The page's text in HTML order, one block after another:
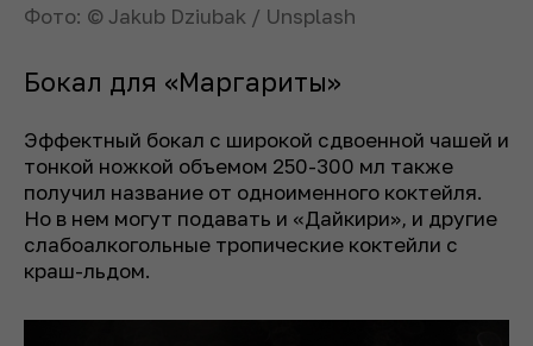
Фото: © Jakub Dziubak / Unsplash
Бокал для «Маргариты»
Эффектный бокал с широкой сдвоенной чашей и
тонкой ножкой объемом 250-300 мл также
получил название от одноименного коктейля.
Но в нем могут подавать и «Дайкири», и другие
слабоалкогольные тропические коктейли с
краш-льдом.